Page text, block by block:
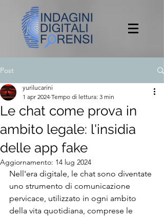
Post
Le chat come prova in
ambito legale: l'insidia
delle app fake
yurilucarini
1 apr 2024 Tempo di lettura: 3 min
Aggiornamento: 14 lug 2024
Nell'era digitale, le chat sono diventate
uno strumento di comunicazione
pervicace, utilizzato in ogni ambito
della vita quotidiana, comprese le